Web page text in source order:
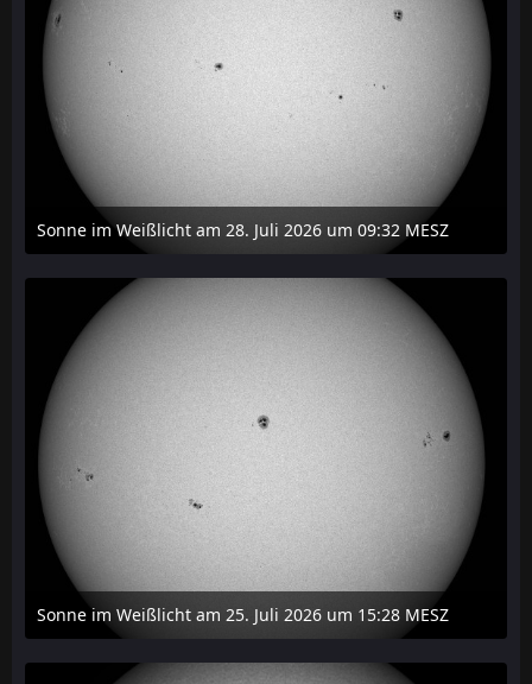
Sonne im Weißlicht am 28. Juli 2026 um 09:32 MESZ
31. Juli 2026 um 20:03
Sonne im Weißlicht am 25. Juli 2026 um 15:28 MESZ
27. Juli 2026 um 21:15